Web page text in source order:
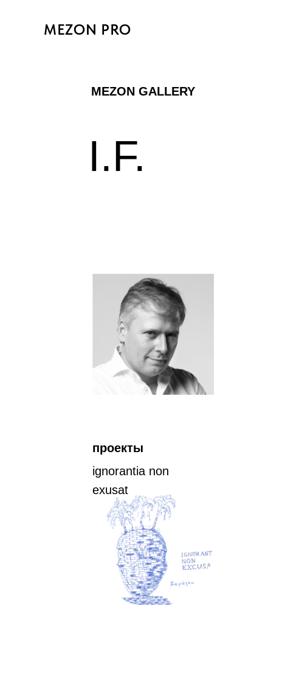
MEZON PRO
MEZON GALLERY
I.F.
проекты
ignorantia non
exusat